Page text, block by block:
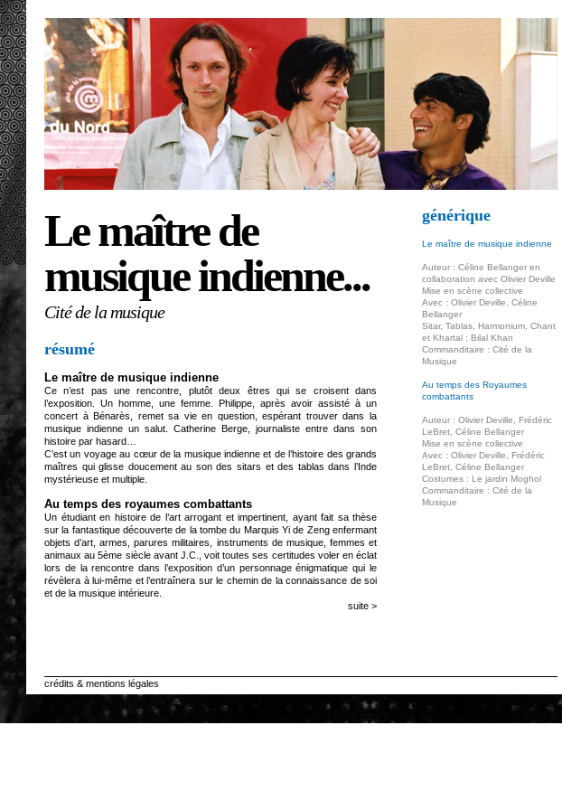
Le maître de
musique indienne...
Cité de la musique
générique
Le maître de musique indienne
Auteur : Céline Bellanger en
collaboration avec Olivier Deville
Mise en scène collective
Avec : Olivier Deville, Céline
Bellanger
Sitar, Tablas, Harmonium, Chant
et Khartal : Bilal Khan
Commanditaire : Cité de la
Musique
Au temps des Royaumes
combattants
Auteur : Olivier Deville, Frédéric
LeBret, Céline Bellanger
Mise en scène collective
Avec : Olivier Deville, Frédéric
LeBret, Céline Bellanger
Costumes : Le jardin Moghol
Commanditaire : Cité de la
Musique
résumé
Le maître de musique indienne
Ce n’est pas une rencontre, plutôt deux êtres qui se croisent dans
l’exposition. Un homme, une femme. Philippe, après avoir assisté à un
concert à Bénarès, remet sa vie en question, espérant trouver dans la
musique indienne un salut. Catherine Berge, journaliste entre dans son
histoire par hasard…
C’est un voyage au cœur de la musique indienne et de l’histoire des grands
maîtres qui glisse doucement au son des sitars et des tablas dans l’Inde
mystérieuse et multiple.
Au temps des royaumes combattants
Un étudiant en histoire de l’art arrogant et impertinent, ayant fait sa thèse
sur la fantastique découverte de la tombe du Marquis Yi de Zeng enfermant
objets d’art, armes, parures militaires, instruments de musique, femmes et
animaux au 5ème siècle avant J.C., voit toutes ses certitudes voler en éclat
lors de la rencontre dans l’exposition d’un personnage énigmatique qui le
révèlera à lui-même et l’entraînera sur le chemin de la connaissance de soi
et de la musique intérieure.
suite >
crédits & mentions légales